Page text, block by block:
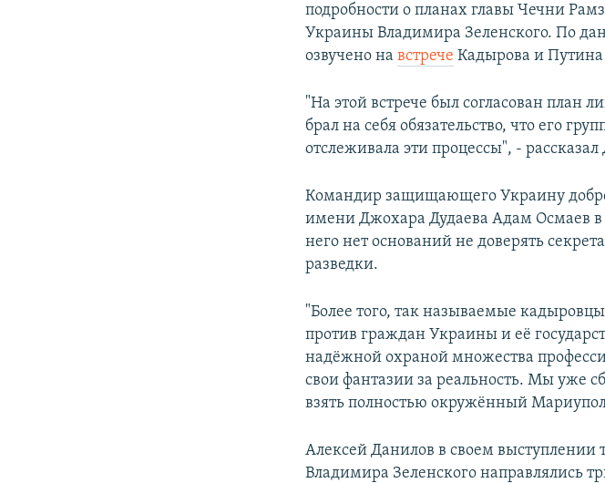
подробности о планах главы Чечни
Украины Владимира Зеленского. По
озвучено навстрече Кадырова и Путина
"На этой встрече был согласован план
брал на себя обязательство, что его
отслеживала эти процессы", -
Командир защищающего Украину
имени Джохара Дудаева Адам Осмаев в
него нет оснований не доверять
разведки.
"Более того, так называемые
против граждан Украины и её
надёжной охраной множества
свои фантазии за реальность. Мы уже
взять полностью окружённый
Алексей Данилов в своем выступлении
Владимира Зеленского направлялись